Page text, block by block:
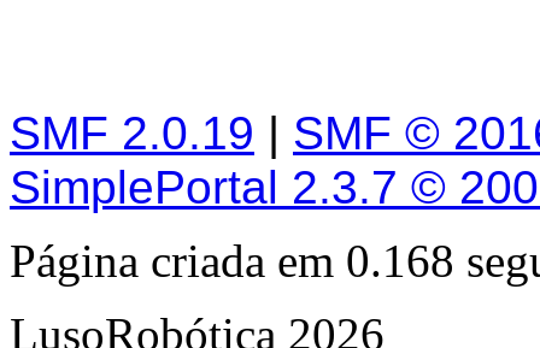
SMF 2.0.19 | SMF ©
SimplePortal 2.3.7 ©
Página criada em 0.168
LusoRobótica 2026